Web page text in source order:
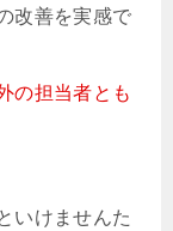
改善を実感で
の担当者とも
いけませんた